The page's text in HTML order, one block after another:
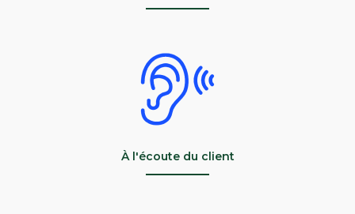
À l'écoute du client